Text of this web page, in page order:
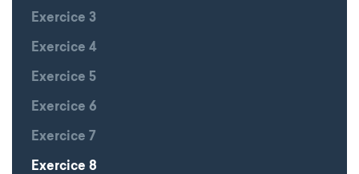
Exercice 3
Exercice 4
Exercice 5
Exercice 6
Exercice 7
Exercice 8